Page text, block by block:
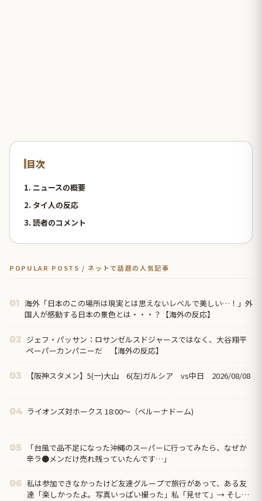
目次
1. ニュースの概要
2. タイ人の反応
3. 読者のコメント
POPULAR POSTS / ネットで話題の人気記事
01 海外「日本のこの場所は現実とは思えないレベルで美しい…！」外
国人が感動する日本の景色とは・・・？【海外の反応】
02 ジェフ・パッサン：ロサンゼルスドジャースではなく、大谷翔平
ペーパーカンパニーだ 【海外の反応】
03 【阪神スタメン】5(一)大山 6(左)ガルシア vs中日 2026/08/08
04 ライオンズ対ホークス 18:00～（ベルーナドーム)
05
「台風で品不足になった沖縄のスーパーに行ってみたら、なぜか
辛ラ●メンだけ売れ残っていたんです…」
06 私は参加できなかったけど友達グループで旅行があって、ある友
達「楽しかったよ。写真いっぱい撮った」私「見せて」→ そした